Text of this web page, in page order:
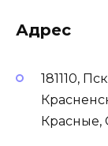
Адрес
181110,
Красные,